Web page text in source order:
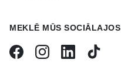
MEKLĒ MŪS SOCIĀLAJOS